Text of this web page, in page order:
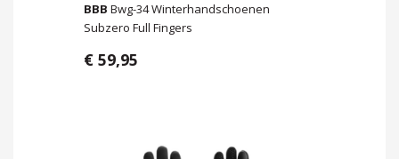
BBB Bwg-34 Winterhandschoenen
Subzero Full Fingers
€ 59,95